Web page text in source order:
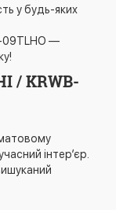
у будь-яких
09TLHO —
/ KRWB-
інтер’єр.